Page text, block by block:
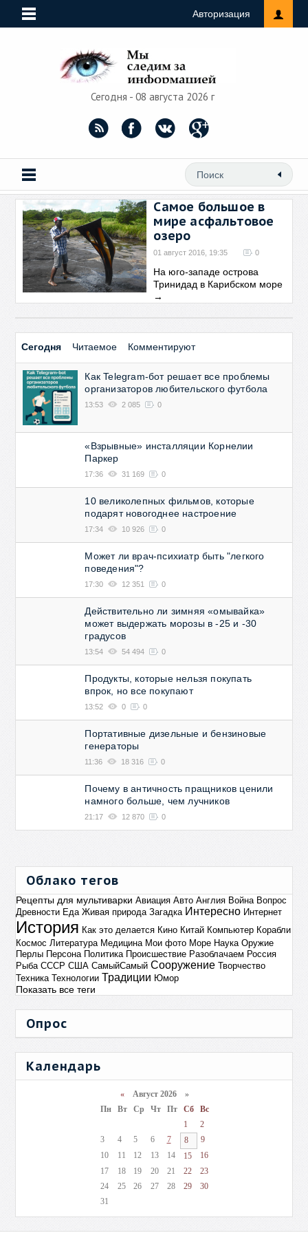
Авторизация
Сегодня - 08 августа 2026 г
Самое большое в
мире асфальтовое
озеро
01 август 2016, 19:35 0
На юго-западе острова
Тринидад в Карибском море
→
Сегодня Читаемое Комментируют
Как Telegram-бот решает все проблемы
организаторов любительского футбола
13:53 2 085 0
«Взрывные» инсталляции Корнелии
Паркер
17:36 31 169 0
10 великолепных фильмов, которые
подарят новогоднее настроение
17:34 10 926 0
Может ли врач-психиатр быть "легкого
поведения"?
17:30 12 351 0
Действительно ли зимняя «омывайка»
может выдержать морозы в -25 и -30
градусов
13:54 54 494 0
Продукты, которые нельзя покупать
впрок, но все покупают
13:52 0 0
Портативные дизельные и бензиновые
генераторы
11:36 18 316 0
Почему в античность пращников ценили
намного больше, чем лучников
21:17 12 870 0
Облако тегов
Рецепты для мультиварки Авиация Авто Англия Война Вопрос
Древности Еда Живая природа Загадка Интересно Интернет
История Как это делается Кино Китай Компьютер Корабли
Космос Литература Медицина Мои фото Море Наука Оружие
Перлы Персона Политика Происшествие Разоблачаем Россия
Рыба СССР США СамыйСамый Сооружение Творчество
Техника Технологии Традиции Юмор
Показать все теги
Опрос
Календарь
«Август 2026 »
Пн
Вт Ср Чт Пт Сб
Вс
1
2
3
4 5 6 7 8
9
10
11 12 13 14 15
16
17
18 19 20 21 22
23
24
25 26 27 28 29
30
31